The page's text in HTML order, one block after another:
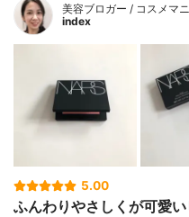
美容ブロガー / コスメマ
index
5.00
ふんわりやさしくが可愛